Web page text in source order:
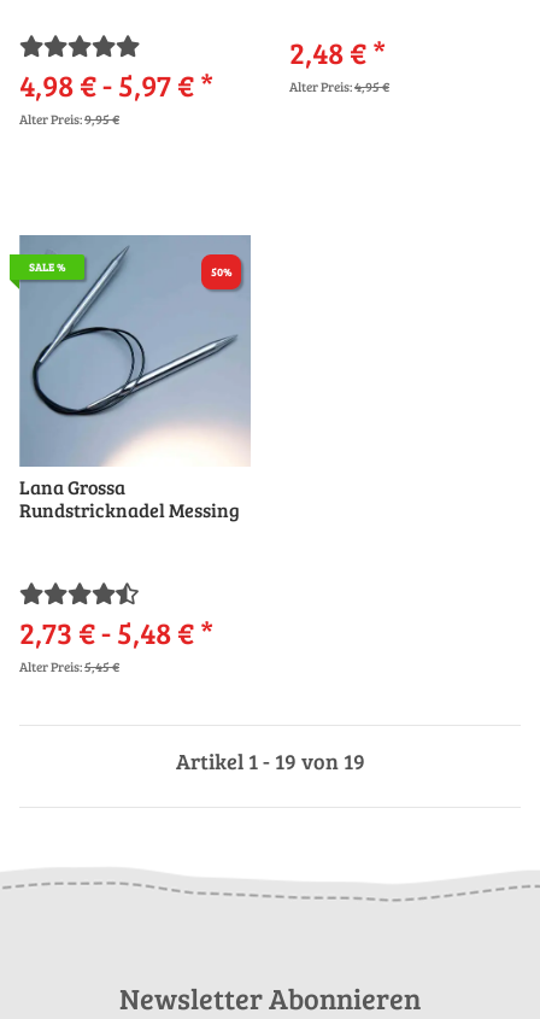
4,98 € -5,97 €*
Alter Preis:9,95 €
2,48 €*
Alter Preis:4,95 €
50%
SALE %
Lana Grossa
Rundstricknadel Messing
2,73 € -5,48 €*
Alter Preis:5,45 €
Artikel 1 - 19 von 19
Newsletter Abonnieren